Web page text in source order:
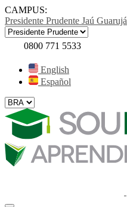
CAMPUS:
Presidente Prudente Jaú Guarujá
0800 771 5533
English
Español